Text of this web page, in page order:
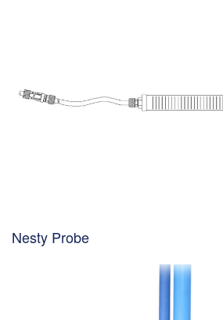
Nesty Probe